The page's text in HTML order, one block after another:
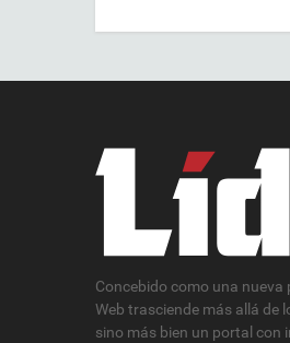
Concebido como una
Web trasciende más allá de
sino más bien un portal con